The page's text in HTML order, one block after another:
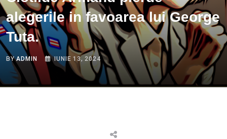
alegerile in favoarea lui George
Tuta.
BYADMIN IUNIE 13, 2024